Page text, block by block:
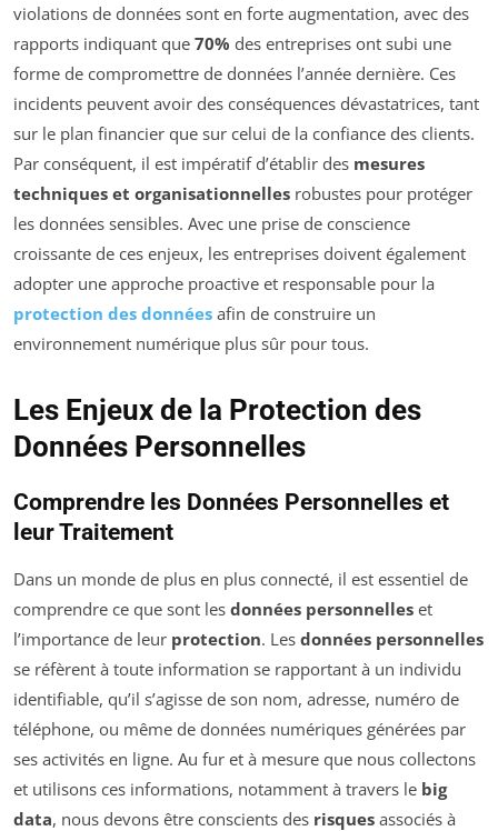
violations de données sont en forte augmentation, avec des
rapports indiquant que 70% des entreprises ont subi une
forme de compromettre de données l’année dernière. Ces
incidents peuvent avoir des conséquences dévastatrices, tant
sur le plan financier que sur celui de la confiance des clients.
Par conséquent, il est impératif d’établir des mesures
techniques et organisationnelles robustes pour protéger
les données sensibles. Avec une prise de conscience
croissante de ces enjeux, les entreprises doivent également
adopter une approche proactive et responsable pour la
protection des données afin de construire un
environnement numérique plus sûr pour tous.
Les Enjeux de la Protection des
Données Personnelles
Comprendre les Données Personnelles et
leur Traitement
Dans un monde de plus en plus connecté, il est essentiel de
comprendre ce que sont les données personnelles et
l’importance de leur protection. Les données personnelles
se réfèrent à toute information se rapportant à un individu
identifiable, qu’il s’agisse de son nom, adresse, numéro de
téléphone, ou même de données numériques générées par
ses activités en ligne. Au fur et à mesure que nous collectons
et utilisons ces informations, notamment à travers le big
data, nous devons être conscients des risques associés à